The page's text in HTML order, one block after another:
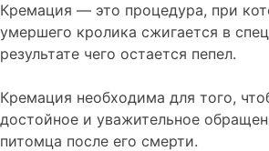
Кремация — это процедура, при
умершего кролика сжигается в
результате чего остается пепел.
Кремация необходима для того,
достойное и уважительное
питомца после его смерти.